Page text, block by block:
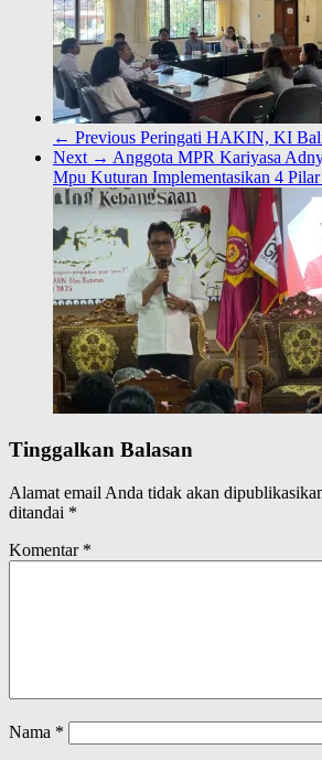
← Previous Peringati HAKIN, KI Bali
Next → Anggota MPR Kariyasa
Mpu Kuturan Implementasikan 4 Pilar
Tinggalkan Balasan
Alamat email Anda tidak akan
ditandai *
Komentar *
Nama *